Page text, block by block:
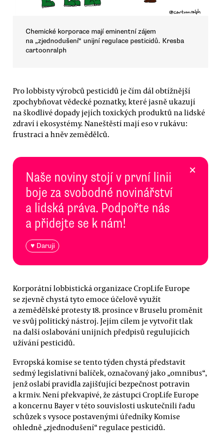
Chemické korporace mají eminentní zájem
na „zjednodušení“ unijní regulace pesticidů. Kresba
cartoonralph
Pro lobbisty výrobců pesticidů je čím dál obtížnější
zpochybňovat vědecké poznatky, které jasně ukazují
na škodlivé dopady jejích toxických produktů na lidské
zdraví i ekosystémy. Naneštěstí mají eso v rukávu:
frustraci a hněv zemědělců.
Naše noviny stojí v první linii
boje za svobodné novinářství
a lidská práva. Podpořte nás
a přidejte se k nám!
♥ Daruji
×
Korporátní lobbistická organizace CropLife Europe
se zjevně chystá tyto emoce účelově využít
a zemědělské protesty 18. prosince v Bruselu proměnit
ve svůj politický nástroj. Jejím cílem je vytvořit tlak
na další oslabování unijních předpisů regulujících
užívání pesticidů.
Evropská komise se tento týden chystá představit
sedmý legislativní balíček, označovaný jako „omnibus“,
jenž oslabí pravidla zajišťující bezpečnost potravin
a krmiv. Není překvapivé, že zástupci CropLife Europe
a koncernu Bayer v této souvislosti uskutečnili řadu
schůzek s vysoce postavenými úředníky Komise
ohledně „zjednodušení“ regulace pesticidů.